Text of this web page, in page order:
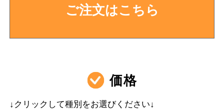
ご注文はこちら
価格
↓クリックして種別をお選びください↓